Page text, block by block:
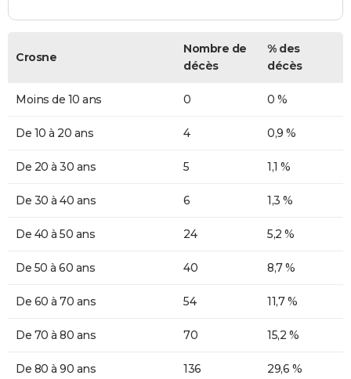
Crosne
Nombre de
décès
% des
décès
Moins de 10 ans 0 0 %
De 10 à 20 ans 4 0,9 %
De 20 à 30 ans 5 1,1 %
De 30 à 40 ans 6 1,3 %
De 40 à 50 ans 24 5,2 %
De 50 à 60 ans 40 8,7 %
De 60 à 70 ans 54 11,7 %
De 70 à 80 ans 70 15,2 %
De 80 à 90 ans 136 29,6 %